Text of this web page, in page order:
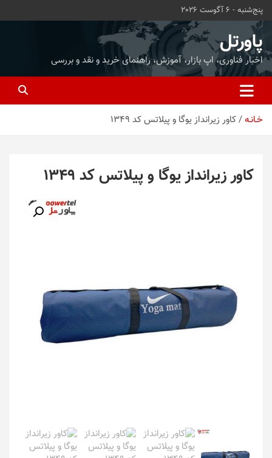
محتوا
بروید
پنج‌شنبه - 6 آگوست 2026
پاورتل
اخبار فناوری، اپ بازار، آموزش، راهنمای خرید و نقد و بررسی
خـانـه کاور زیرانداز یوگا و پیلاتس کد 1349
کاور زیرانداز یوگا و پیلاتس کد 1349